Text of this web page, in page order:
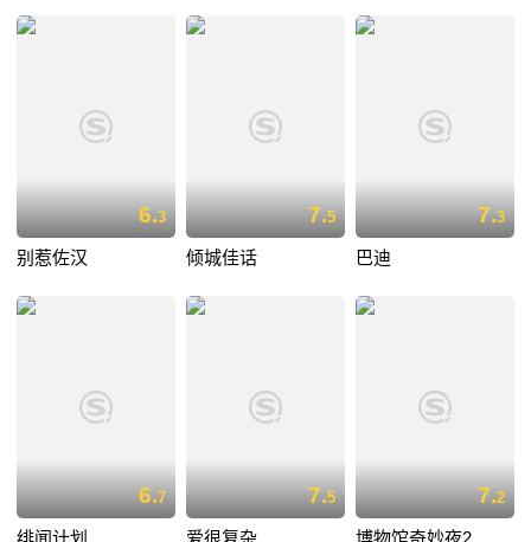
6.3
别惹佐汉
7.5
倾城佳话
7.3
巴迪
6.7 7.5 7.2